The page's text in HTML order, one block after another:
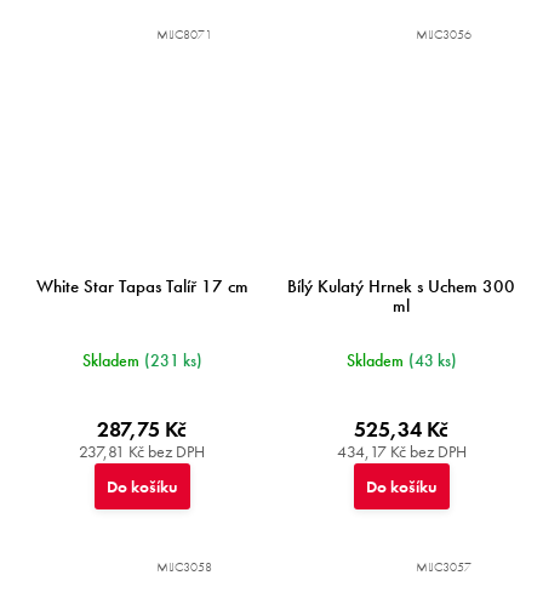
White Star Tapas Talíř 17 cm
Skladem (231 ks)
237,81 Kč bez DPH
287,75 Kč
Do košíku
MIJC8071
Bílý Kulatý Hrnek s Uchem 300
ml
Skladem (43 ks)
434,17 Kč bez DPH
525,34 Kč
Do košíku
MIJC3056
MIJC3058 MIJC3057